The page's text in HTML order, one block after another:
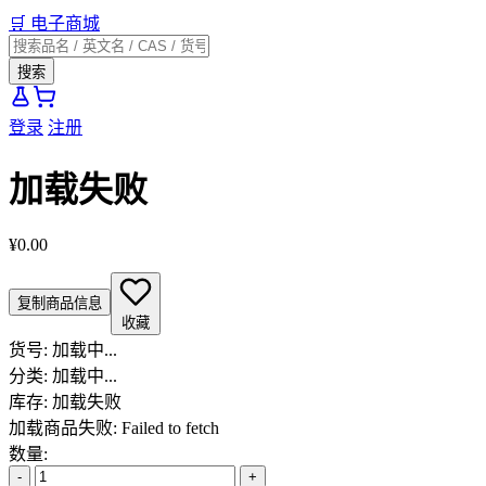
🛒 电子商城
搜索
登录 注册
加载失败
¥0.00
复制商品信息
收藏
货号: 加载中...
分类: 加载中...
库存: 加载失败
加载商品失败: Failed to fetch
数量:
- +